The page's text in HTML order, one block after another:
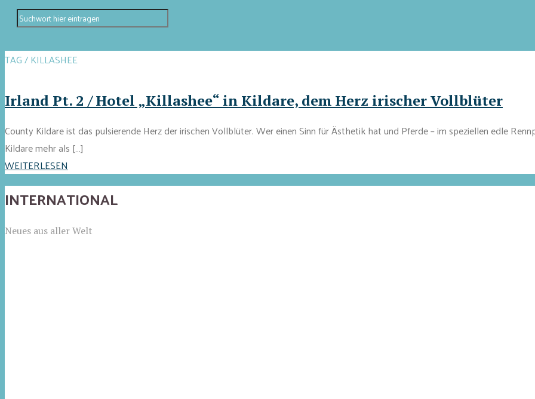
TAG / KILLASHEE
Irland Pt. 2 / Hotel „Killashee“ in Kildare, dem Herz irischer Vollblüter
County Kildare ist das pulsierende Herz der irischen Vollblüter. Wer einen Sinn für Ästhetik hat und Pferde – im speziellen edle
Kildare mehr als […]
WEITERLESEN
INTERNATIONAL
Neues aus aller Welt